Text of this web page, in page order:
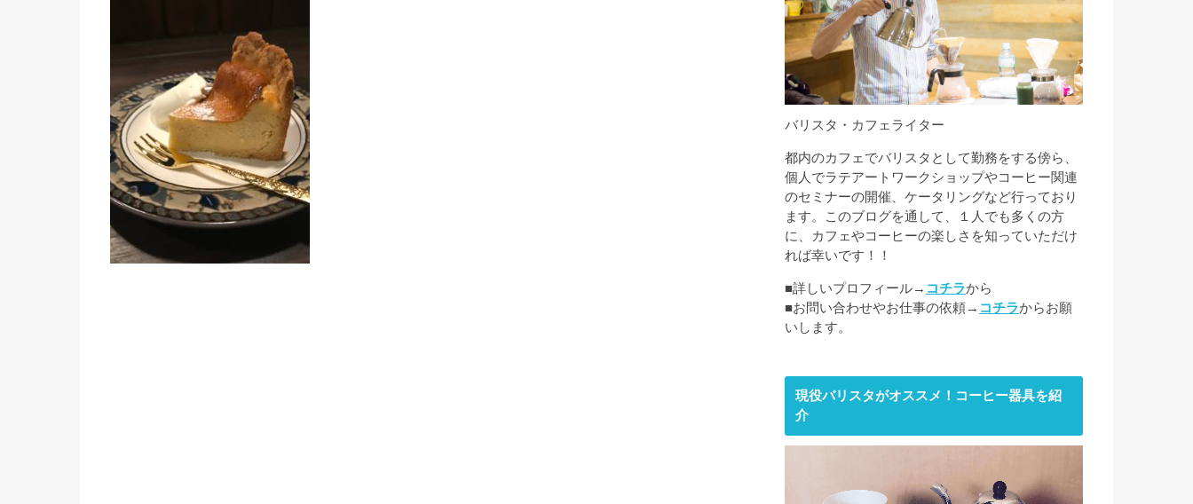
バリスタ・カフェライター
都内のカフェでバリスタとして勤務をする傍ら、
個人でラテアートワークショップやコーヒー関連
のセミナーの開催、ケータリングなど行っており
ます。このブログを通して、１人でも多くの方
に、カフェやコーヒーの楽しさを知っていただけ
れば幸いです！！
■詳しいプロフィール→ コチラから
■お問い合わせやお仕事の依頼→ コチラからお願
いします。
現役バリスタがオススメ！コーヒー器具を紹
介